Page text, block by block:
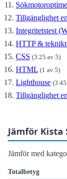
Tillgänglighet
Integritetstest
HTTP &
CSS (3.25 av 5)
HTML (1 av 5)
Lighthouse
Tillgänglighet
Jämför Kista
Jämför med
Totalbetyg